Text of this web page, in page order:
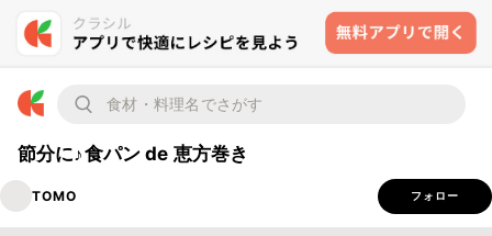
節分に♪食パン de 恵方巻き
TOMO フォロー